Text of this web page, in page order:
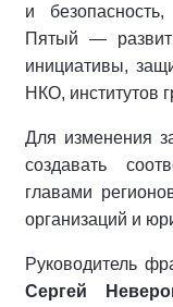
и безопасность,
Пятый —
инициативы,
НКО, институтов
Для изменения
создавать
главами
организаций и
Руководитель
Сергей